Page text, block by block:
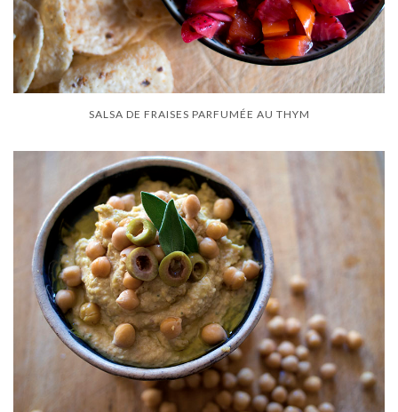
SALSA DE FRAISES PARFUMÉE AU THYM